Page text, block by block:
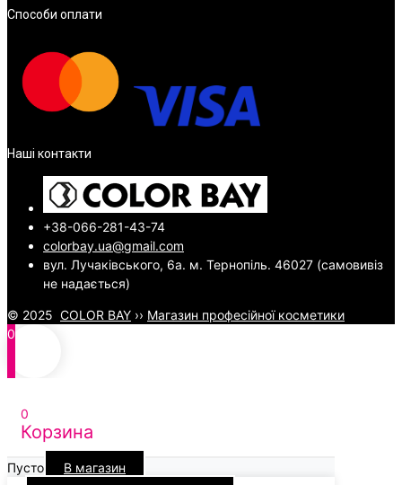
Способи оплати
Наші контакти
+38-066-281-43-74
colorbay.ua@gmail.com
вул. Лучаківського, 6а. м. Тернопіль. 46027 (самовивіз
не надається)
© 2025 COLOR BAY ›› Магазин професійної косметики
0
0
Корзина
Пусто В магазин